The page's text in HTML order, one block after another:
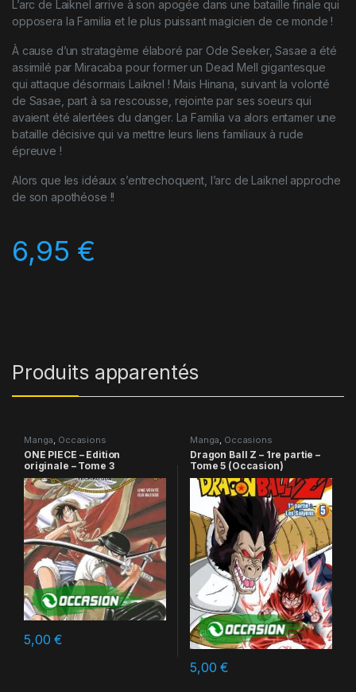
L’arc de Laiknel arrive à son apogée dans une bataille finale qui
opposera la Familia et le plus puissant magicien de ce monde !
À cause d’un stratagème élaboré par Ode Seeker, Sasae a été
assimilé par Miracaba pour former un Dead Mell gigantesque
qui attaque désormais Laiknel ! Mais Hinana, suivant la volonté
de Sasae, part à sa rescousse, rejointe par ses soeurs qui
avaient été alertées du danger. La Familia va alors entamer une
bataille décisive qui va mettre leurs liens familiaux à rude
épreuve !
Alors que les idéaux s’entrechoquent, l’arc de Laiknel approche
de son apothéose !!
6,95 €
Produits apparentés
Manga, Occasions
ONE PIECE – Edition
originale – Tome 3
5,00€
Manga, Occasions
Dragon Ball Z – 1re partie –
Tome 5 (Occasion)
5,00€